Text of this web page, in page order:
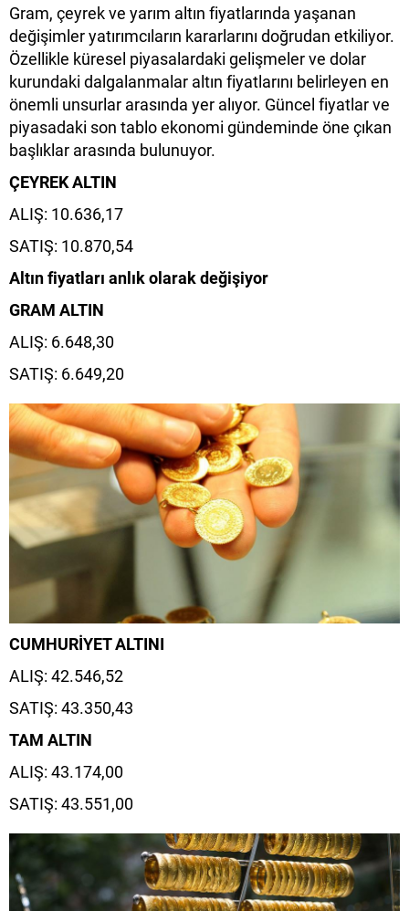
Gram, çeyrek ve yarım altın fiyatlarında yaşanan
değişimler yatırımcıların kararlarını doğrudan etkiliyor.
Özellikle küresel piyasalardaki gelişmeler ve dolar
kurundaki dalgalanmalar altın fiyatlarını belirleyen en
önemli unsurlar arasında yer alıyor. Güncel fiyatlar ve
piyasadaki son tablo ekonomi gündeminde öne çıkan
başlıklar arasında bulunuyor.
ÇEYREK ALTIN
ALIŞ: 10.636,17
SATIŞ: 10.870,54
Altın fiyatları anlık olarak değişiyor
GRAM ALTIN
ALIŞ: 6.648,30
SATIŞ: 6.649,20
CUMHURİYET ALTINI
ALIŞ: 42.546,52
SATIŞ: 43.350,43
TAM ALTIN
ALIŞ: 43.174,00
SATIŞ: 43.551,00